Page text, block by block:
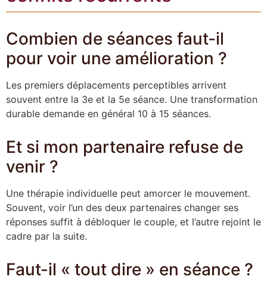
Combien de séances faut-il
pour voir une amélioration ?
Les premiers déplacements perceptibles arrivent
souvent entre la 3e et la 5e séance. Une transformation
durable demande en général 10 à 15 séances.
Et si mon partenaire refuse de
venir ?
Une thérapie individuelle peut amorcer le mouvement.
Souvent, voir l’un des deux partenaires changer ses
réponses suffit à débloquer le couple, et l’autre rejoint le
cadre par la suite.
Faut-il « tout dire » en séance ?